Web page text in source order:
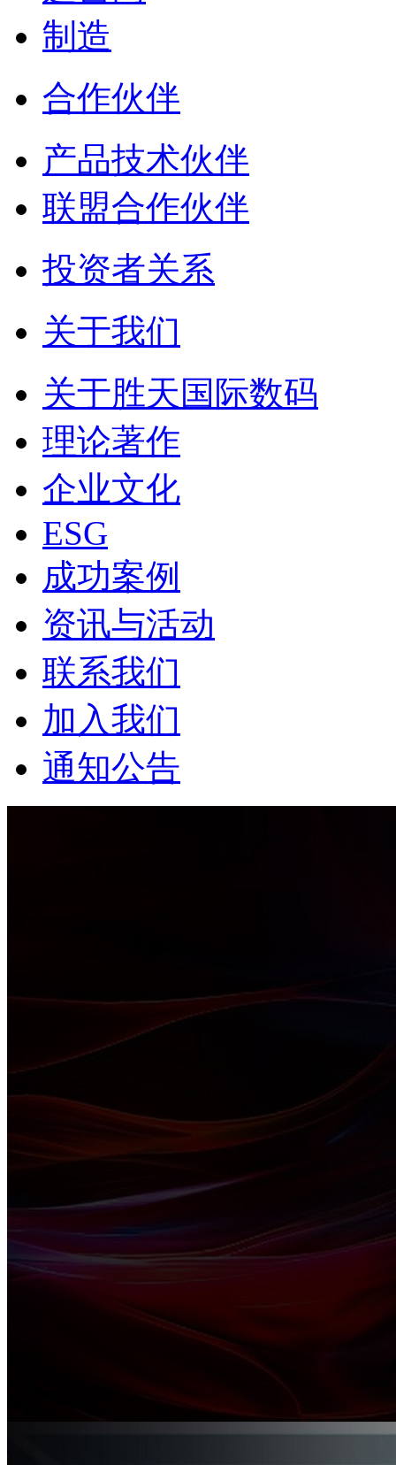
制造
合作伙伴
产品技术伙伴
联盟合作伙伴
投资者关系
关于我们
关于胜天国际数码
理论著作
企业文化
ESG
成功案例
资讯与活动
联系我们
加入我们
通知公告